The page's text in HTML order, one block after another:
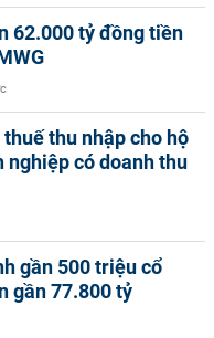
62.000 tỷ đồng tiền
thu nhập cho hộ
nghiệp có doanh thu
gần 500 triệu cổ
gần 77.800 tỷ